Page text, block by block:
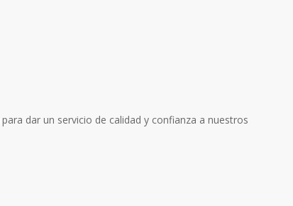
para dar un servicio de calidad y confianza a nuestros